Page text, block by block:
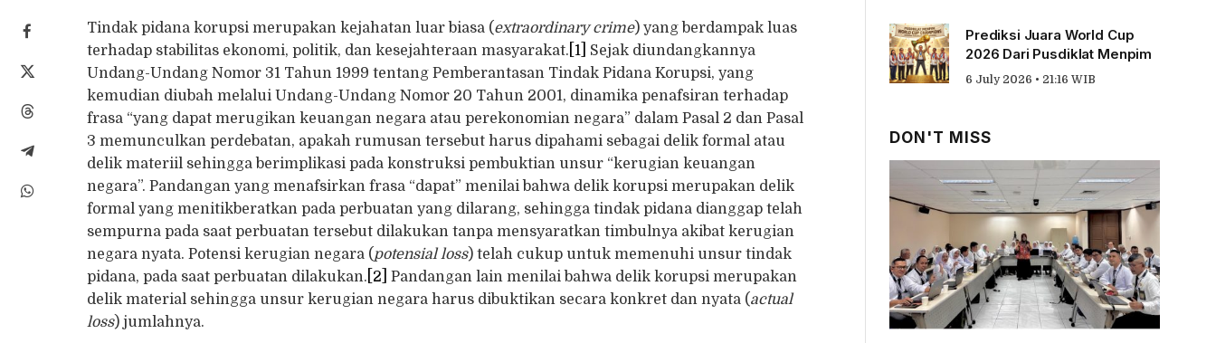
Tindak pidana korupsi merupakan kejahatan luar biasa (extraordinary crime) yang berdampak luas
terhadap stabilitas ekonomi, politik, dan kesejahteraan masyarakat. [1]
Sejak diundangkannya
Undang-Undang Nomor 31 Tahun 1999 tentang Pemberantasan Tindak Pidana Korupsi, yang
kemudian diubah melalui Undang-Undang Nomor 20 Tahun 2001, dinamika penafsiran terhadap
frasa “yang dapat merugikan keuangan negara atau perekonomian negara” dalam Pasal 2 dan Pasal
3 memunculkan perdebatan, apakah rumusan tersebut harus dipahami sebagai delik formal atau
delik materiil sehingga berimplikasi pada konstruksi pembuktian unsur “kerugian keuangan
negara”. Pandangan yang menafsirkan frasa “dapat” menilai bahwa delik korupsi merupakan delik
formal yang menitikberatkan pada perbuatan yang dilarang, sehingga tindak pidana dianggap telah
sempurna pada saat perbuatan tersebut dilakukan tanpa mensyaratkan timbulnya akibat kerugian
negara nyata. Potensi kerugian negara (potensial loss) telah cukup untuk memenuhi unsur tindak
pidana, pada saat perbuatan dilakukan. [2]
Pandangan lain menilai bahwa delik korupsi merupakan
delik material sehingga unsur kerugian negara harus dibuktikan secara konkret dan nyata (actual
loss) jumlahnya.
Prediksi Juara World Cup
2026 Dari Pusdiklat Menpim
6 July 2026 • 21:16 WIB
DON'T MISS